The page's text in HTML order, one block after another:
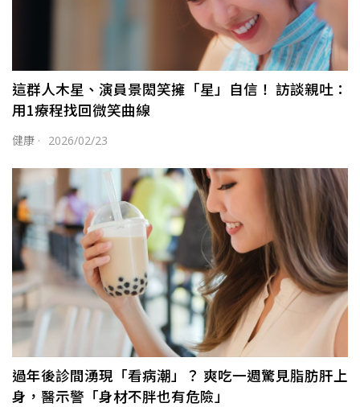
這群人木星、演員景閎笑擁「星」自信！ 訪談親吐：
用1療程找回微笑曲線
健康 · 2026/02/23
過年後診間湧現「看病潮」？ 爽吃一週驚見脂肪肝上
身，醫示警「身材不胖也有危險」